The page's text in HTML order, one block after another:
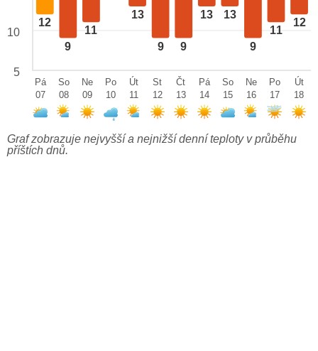
12
9
11
13
9 9
13 13
9
11
12
10
5
Pá
07
So
08
Ne
09
Po
10
Út
11
St
12
Čt
13
Pá
14
So
15
Ne
16
Po
17
Út
18
Graf zobrazuje nejvyšší a nejnižší denní teploty v průběhu
příštích dnů.